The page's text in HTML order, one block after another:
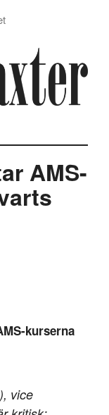
AMS-
kurserna
vice